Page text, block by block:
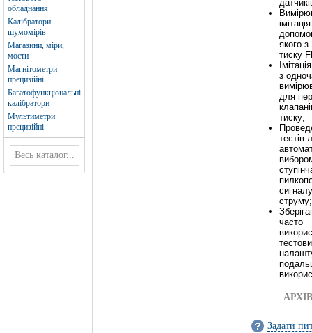
обладнання
Калібратори
шумомірів
Магазини, міри,
мости
Магнітометри
прецизійні
Багатофункціональні
калібратори
Мультиметри
прецизійні
якого
тиску
з
для
тиску;
тестів
струму;
часто
Задати